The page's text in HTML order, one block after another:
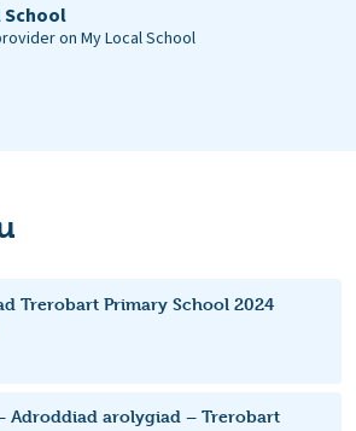
School
on My Local School
Trerobart Primary School 2024
Adroddiad arolygiad – Trerobart